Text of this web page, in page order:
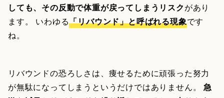
しても、その反動で体重が戻ってしまうリスクがあり
ます。 いわゆる「リバウンド」と呼ばれる現象です
ね。
リバウンドの恐ろしさは、痩せるために頑張った努力
が無駄になってしまうというだけではありません。急